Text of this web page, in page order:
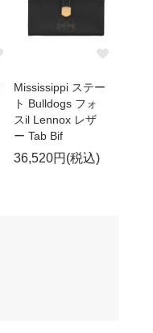
Mississippi ステー
ト Bulldogs フォ
スil Lennox レザ
ー Tab Bif
36,520円(税込)